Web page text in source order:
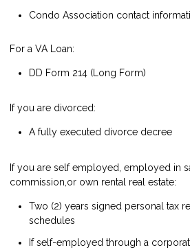
Condo Association contact
For a VA Loan:
DD Form 214 (Long Form)
If you are divorced:
A fully executed divorce decree
If you are self employed, employed in
commission,or own rental real estate:
Two (2) years signed personal tax
schedules
If self-employed through a